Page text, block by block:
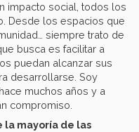
impacto social, todos los
Desde los espacios que
siempre trato de
busca es facilitar a
puedan alcanzar sus
desarrollarse. Soy
muchos años y a
compromiso.
la mayoría de las